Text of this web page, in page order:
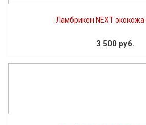
Ламбрикен NEXT экокожа
3 500 руб.